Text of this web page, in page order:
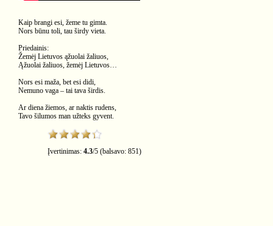
Kaip brangi esi, žeme tu gimta.
Nors būnu toli, tau širdy vieta.
Priedainis:
Žemėj Lietuvos ąžuolai žaliuos,
Ąžuolai žaliuos, žemėj Lietuvos…
Nors esi maža, bet esi didi,
Nemuno vaga – tai tava širdis.
Ar diena žiemos, ar naktis rudens,
Tavo šilumos man užteks gyvent.
Įvertinimas: 4.3/5 (balsavo: 851)